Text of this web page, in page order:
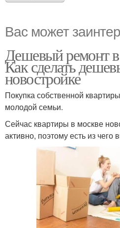
Вас может
Дешевый ремонт в
Как сделать
новостройке
Покупка собственной
молодой семьи.
Сейчас квартиры в москве
активно, поэтому есть из чего